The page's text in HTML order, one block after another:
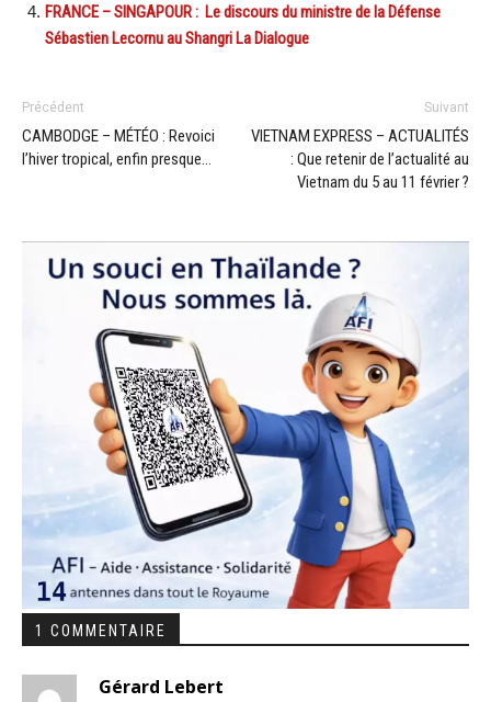
FRANCE – SINGAPOUR : Le discours du ministre de la Défense
Sébastien Lecornu au Shangri La Dialogue
Précédent
CAMBODGE – MÉTÉO : Revoici
l’hiver tropical, enfin presque…
Suivant
VIETNAM EXPRESS – ACTUALITÉS
: Que retenir de l’actualité au
Vietnam du 5 au 11 février ?
1 COMMENTAIRE
Gérard Lebert